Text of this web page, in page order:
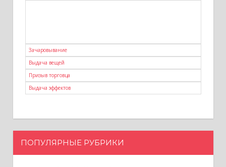
Зачаровывание
Выдача вещей
Призыв торговца
Выдача эффектов
ПОПУЛЯРНЫЕ РУБРИКИ